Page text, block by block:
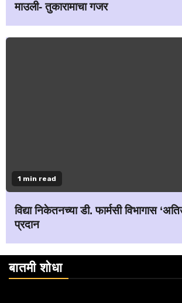
माउली- तुकारामाचा गजर
1 min read
विद्या निकेतनच्या डी. फार्मसी विभागास
प्रदान
बातमी शोधा